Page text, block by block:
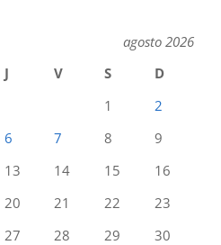
agosto 2026
J V S
D
1
2
6 7 8
9
13 14 15
16
20 21 22
23
27 28 29
30